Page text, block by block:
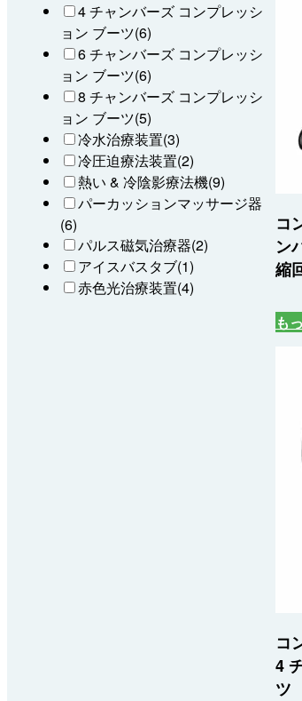
4 チャンバーズ コンプレッシ
ョン ブーツ(6)
6 チャンバーズ コンプレッシ
ョン ブーツ(6)
8 チャンバーズ コンプレッシ
ョン ブーツ(5)
冷水治療装置(3)
冷圧迫療法装置(2)
熱い & 冷陰影療法機(9)
パーカッションマッサージ器
(6)
パルス磁気治療器(2)
アイスバスタブ(1)
赤色光治療装置(4)
コ
ン
縮
も
コ
4
ツ